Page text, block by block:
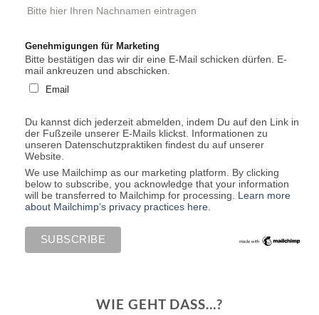
Bitte hier Ihren Nachnamen eintragen
Genehmigungen für Marketing
Bitte bestätigen das wir dir eine E-Mail schicken dürfen. E-
mail ankreuzen und abschicken.
Email
Du kannst dich jederzeit abmelden, indem Du auf den Link in
der Fußzeile unserer E-Mails klickst. Informationen zu
unseren Datenschutzpraktiken findest du auf unserer
Website.
We use Mailchimp as our marketing platform. By clicking
below to subscribe, you acknowledge that your information
will be transferred to Mailchimp for processing. Learn more
about Mailchimp’s privacy practices here.
WIE GEHT DASS…?